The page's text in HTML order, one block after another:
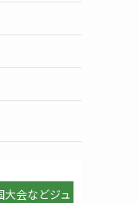
会などジュ